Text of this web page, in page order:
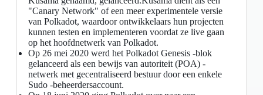
"Canary Network" of een meer experimentele versie
van Polkadot, waardoor ontwikkelaars hun projecten
kunnen testen en implementeren voordat ze live gaan
op het hoofdnetwerk van Polkadot.
Op 26 mei 2020 werd het Polkadot Genesis -blok
gelanceerd als een bewijs van autoriteit (POA) -
netwerk met gecentraliseerd bestuur door een enkele
Sudo -beheerdersaccount.